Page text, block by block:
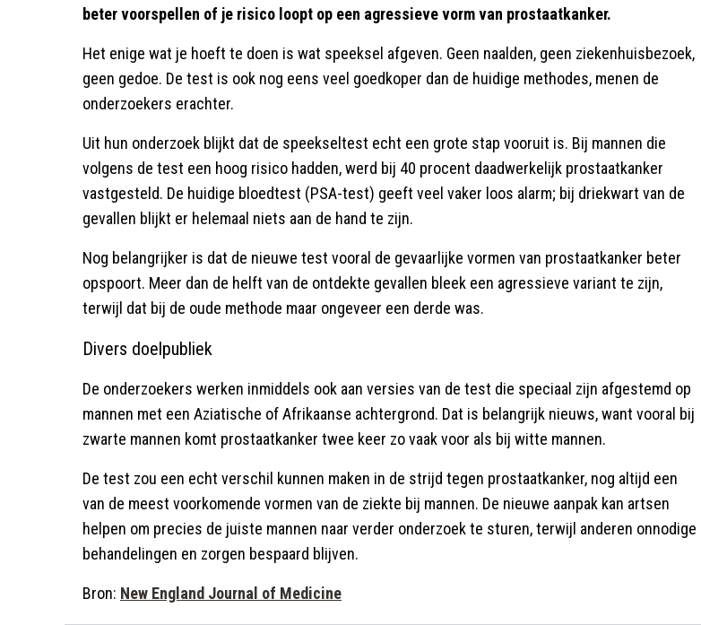
beter voorspellen of je risico loopt op een agressieve vorm van prostaatkanker.
Het enige wat je hoeft te doen is wat speeksel afgeven. Geen naalden, geen ziekenhuisbezoek,
geen gedoe. De test is ook nog eens veel goedkoper dan de huidige methodes, menen de
onderzoekers erachter.
Uit hun onderzoek blijkt dat de speekseltest echt een grote stap vooruit is. Bij mannen die
volgens de test een hoog risico hadden, werd bij 40 procent daadwerkelijk prostaatkanker
vastgesteld. De huidige bloedtest (PSA-test) geeft veel vaker loos alarm; bij driekwart van de
gevallen blijkt er helemaal niets aan de hand te zijn.
Nog belangrijker is dat de nieuwe test vooral de gevaarlijke vormen van prostaatkanker beter
opspoort. Meer dan de helft van de ontdekte gevallen bleek een agressieve variant te zijn,
terwijl dat bij de oude methode maar ongeveer een derde was.
Divers doelpubliek
De onderzoekers werken inmiddels ook aan versies van de test die speciaal zijn afgestemd op
mannen met een Aziatische of Afrikaanse achtergrond. Dat is belangrijk nieuws, want vooral bij
zwarte mannen komt prostaatkanker twee keer zo vaak voor als bij witte mannen.
De test zou een echt verschil kunnen maken in de strijd tegen prostaatkanker, nog altijd een
van de meest voorkomende vormen van de ziekte bij mannen. De nieuwe aanpak kan artsen
helpen om precies de juiste mannen naar verder onderzoek te sturen, terwijl anderen onnodige
behandelingen en zorgen bespaard blijven.
Bron: New England Journal of Medicine